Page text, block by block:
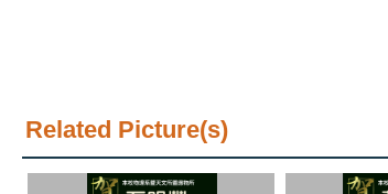
Related Picture(s)